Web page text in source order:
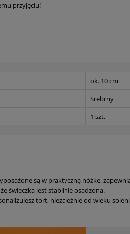
przyjęciu!
ok. 10 cm
Srebrny
1 szt.
są w praktyczną nóżkę,
świeczka jest stabilnie osadzona.
tort, niezależnie od wieku